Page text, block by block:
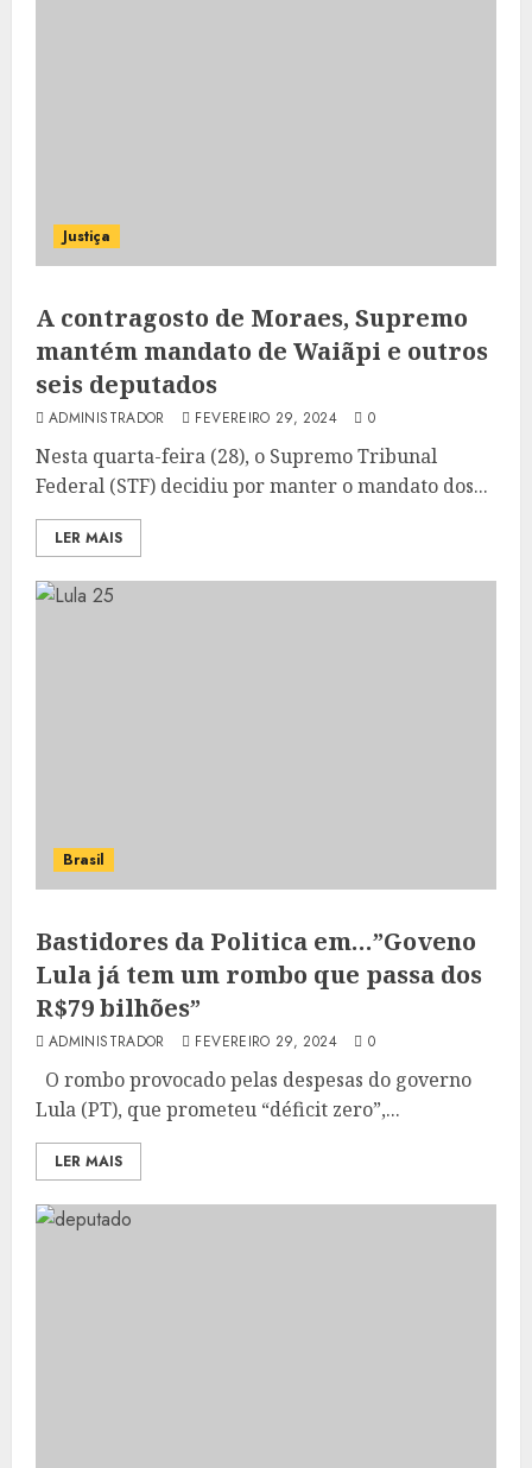
Justiça
A contragosto de Moraes, Supremo
mantém mandato de Waiãpi e outros
seis deputados
ADMINISTRADOR FEVEREIRO 29, 2024 0
Nesta quarta-feira (28), o Supremo Tribunal
Federal (STF) decidiu por manter o mandato dos...
LER MAIS
Brasil
Bastidores da Politica em…”Goveno
Lula já tem um rombo que passa dos
R$79 bilhões”
ADMINISTRADOR FEVEREIRO 29, 2024 0
O rombo provocado pelas despesas do governo
Lula (PT), que prometeu “déficit zero”,...
LER MAIS